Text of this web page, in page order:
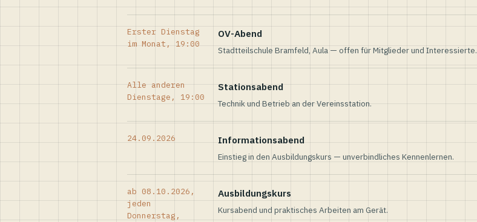
Erster Dienstag
im Monat, 19:00
OV-Abend
Stadtteilschule Bramfeld, Aula — offen für Mitglieder und Interessierte.
Alle anderen
Dienstage, 19:00
Stationsabend
Technik und Betrieb an der Vereinsstation.
24.09.2026 Informationsabend
Einstieg in den Ausbildungskurs — unverbindliches Kennenlernen.
ab 08.10.2026,
jeden
Donnerstag,
Ausbildungskurs
Kursabend und praktisches Arbeiten am Gerät.